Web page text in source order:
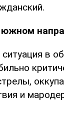
ситуация в
и